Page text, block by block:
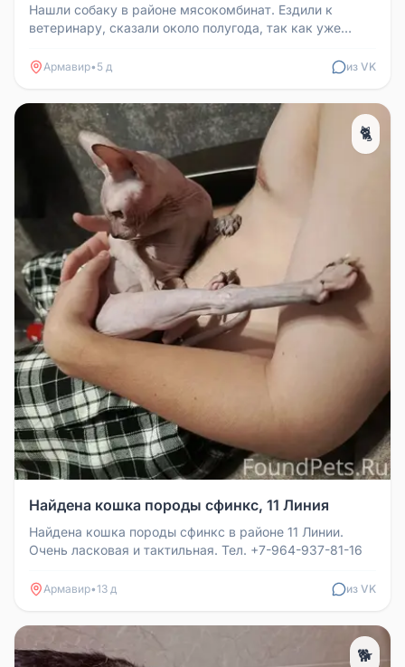
Нашли собаку в районе мясокомбинат. Ездили к
ветеринару, сказали около полугода, так как уже
Армавир• 5 д из VK
🐈
Найдена кошка породы сфинкс, 11 Линия
Найдена кошка породы сфинкс в районе 11 Линии.
Очень ласковая и тактильная. Тел. +7-964-937-81-16
Армавир•13 д из VK
🐕